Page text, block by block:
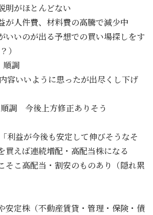
明がほとんどない
が人件費、材料費の高騰で減少中
いいのが出る予想での買い場探しをす
）
調
いいように思ったが出尽くし下げ
今後上方修正ありそう
利益が今後も安定して伸びそうなそ
買えば連続増配・高配当株になる
そこ高配当・割安のものあり（隠れ累
安定株（不動産賃貸・管理・保険・債